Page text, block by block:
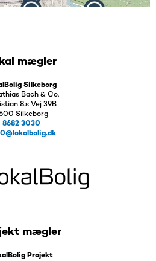
mægler
Silkeborg
Bach & Co.
8.s Vej 39B
Silkeborg
8682 3030
mægler
Projekt